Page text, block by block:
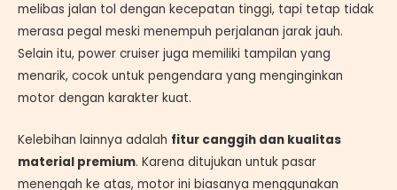
melibas jalan tol dengan kecepatan tinggi, tapi tetap tidak
merasa pegal meski menempuh perjalanan jarak jauh.
Selain itu, power cruiser juga memiliki tampilan yang
menarik, cocok untuk pengendara yang menginginkan
motor dengan karakter kuat.
Kelebihan lainnya adalah fitur canggih dan kualitas
material premium. Karena ditujukan untuk pasar
menengah ke atas, motor ini biasanya menggunakan